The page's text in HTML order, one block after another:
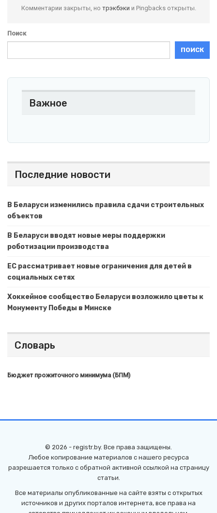
Комментарии закрыты, но трэкбэки и Pingbacks открыты.
Поиск
ПОИСК
Важное
Последние новости
В Беларуси изменились правила сдачи строительных
объектов
В Беларуси вводят новые меры поддержки
роботизации производства
ЕС рассматривает новые ограничения для детей в
социальных сетях
Хоккейное сообщество Беларуси возложило цветы к
Монументу Победы в Минске
Словарь
Бюджет прожиточного минимума (БПМ)
© 2026 - registr.by. Все права защищены.
Любое копирование материалов с нашего ресурса
разрешается только с обратной активной ссылкой на страницу
статьи.
Все материалы опубликованные на сайте взяты с открытых
источников и других порталов интернета, все права на